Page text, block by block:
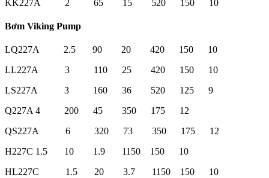
KK227A 2 65 15 520 150 10
Bơm Viking Pump
LQ227A 2.5 90 20 420 150 10
LL227A 3 110 25 420 150 10
LS227A 3 160 36 520 125 9
Q227A 4 200 45 350 175 12
QS227A 6 320 73 350 175 12
H227C 1.5 10 1.9 1150 150 10
HL227C 1.5 20 3.7 1150 150 10